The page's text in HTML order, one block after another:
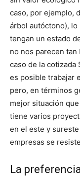
caso, por ejemplo,
árbol autóctono),
tengan un estado
no nos parecen
caso de la cotizada
es posible trabajar
pero, en términos
mejor situación
tiene varios
en el este y
empresas se
La